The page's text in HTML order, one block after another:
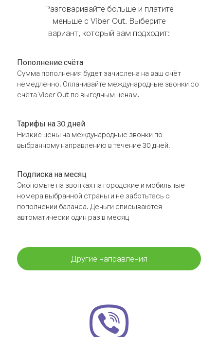
Разговаривайте больше и платите
меньше с Viber Out. Выберите
вариант, который вам подходит:
Пополнение счёта
Сумма пополнения будет зачислена на ваш счёт
немедленно. Оплачивайте международные звонки со
счёта Viber Out по выгодным ценам.
Тарифы на 30 дней
Низкие цены на международные звонки по
выбранному направлению в течение 30 дней.
Подписка на месяц
Экономьте на звонках на городские и мобильные
номера выбранной страны и не заботьтесь о
пополнении баланса. Деньги списываются
автоматически один раз в месяц
Другие направления